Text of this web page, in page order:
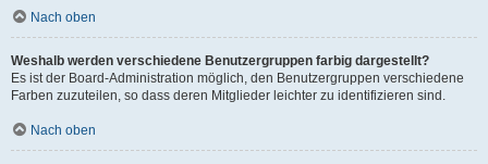
Nach oben
Weshalb werden verschiedene Benutzergruppen farbig dargestellt?
Es ist der Board-Administration möglich, den Benutzergruppen verschiedene
Farben zuzuteilen, so dass deren Mitglieder leichter zu identifizieren sind.
Nach oben